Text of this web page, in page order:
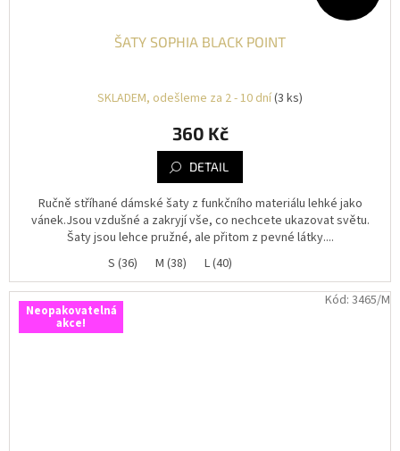
ŠATY SOPHIA BLACK POINT
SKLADEM, odešleme za 2 - 10 dní(3 ks)
360 Kč
DETAIL
Ručně stříhané dámské šaty z funkčního materiálu lehké jako
vánek.Jsou vzdušné a zakryjí vše, co nechcete ukazovat světu.
Šaty jsou lehce pružné, ale přitom z pevné látky....
S (36)
M (38) L (40)
Neopakovatelná
akce!
Kód: 3465/M